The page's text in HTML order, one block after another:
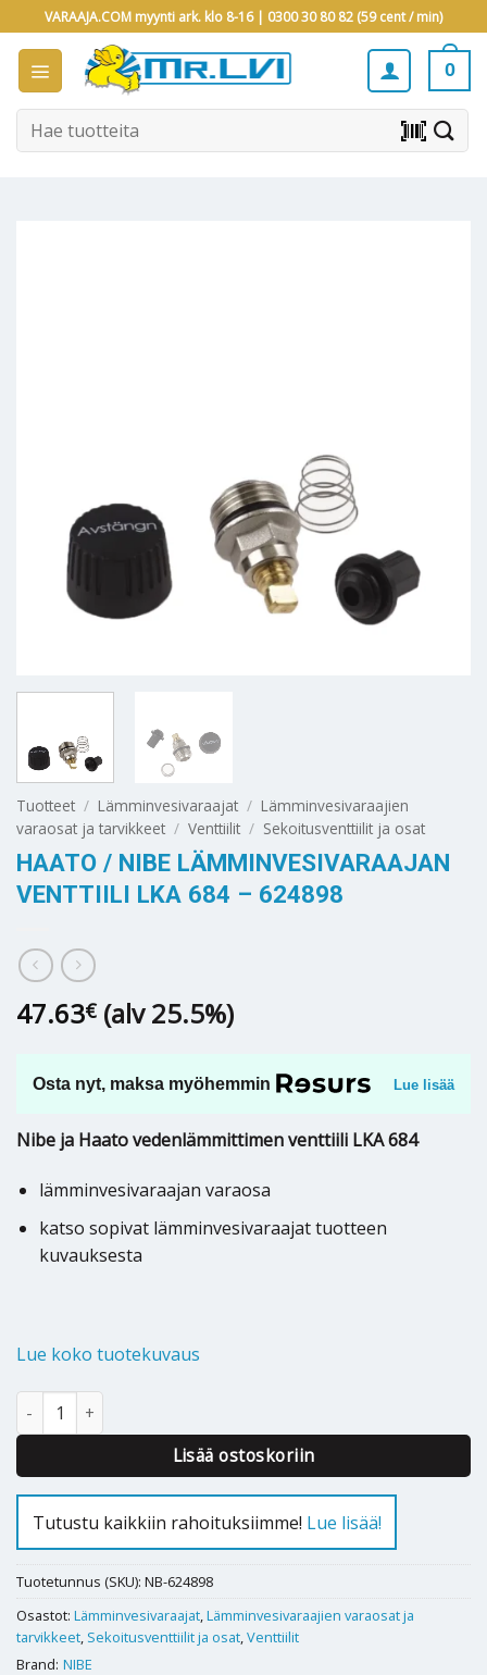
to
content
VARAAJA.COM myynti ark. klo 8-16 | 0300 30 80 82 (59 cent / min)
0
Etsi: barcode_scanner
Tuotteet / Lämminvesivaraajat / Lämminvesivaraajien
varaosat ja tarvikkeet / Venttiilit / Sekoitusventtiilit ja osat
HAATO / NIBE LÄMMINVESIVARAAJAN
VENTTIILI LKA 684 – 624898
47.63€ (alv 25.5%)
Osta nyt, maksa myöhemmin Lue lisää
Nibe ja Haato vedenlämmittimen venttiili LKA 684
lämminvesivaraajan varaosa
katso sopivat lämminvesivaraajat tuotteen
kuvauksesta
Lue koko tuotekuvaus
Haato / Nibe lämminvesivaraajan venttiili LKA 684 - 624898 määrä
Lisää ostoskoriin
Tutustu kaikkiin rahoituksiimme! Lue lisää!
Tuotetunnus (SKU): NB-624898
Osastot: Lämminvesivaraajat Lämminvesivaraajien varaosat ja
tarvikkeet Sekoitusventtiilit ja osat Venttiilit
Brand: NIBE